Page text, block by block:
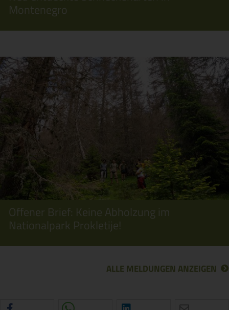
Montenegro
Offener Brief: Keine Abholzung im
Nationalpark Prokletije!
ALLE MELDUNGEN ANZEIGEN